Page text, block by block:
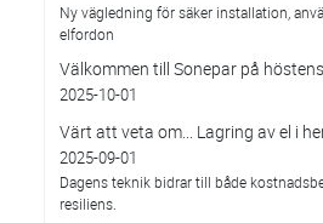
Ny vägledning för säker installation,
elfordon
Välkommen till Sonepar på
2025-10-01
Värt att veta om... Lagring av el i
2025-09-01
Dagens teknik bidrar till både
resiliens.